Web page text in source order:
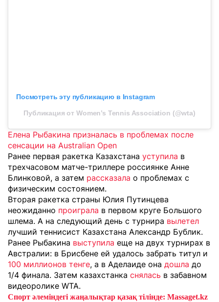
Посмотреть эту публикацию в Instagram
Публикация от Women’s Tennis Association (@wta)
Елена Рыбакина призналась в проблемах после
сенсации на Australian Open
Ранее первая ракетка Казахстана уступила в
трехчасовом матче-триллере россиянке Анне
Блинковой, а затем рассказала о проблемах с
физическим состоянием.
Вторая ракетка страны Юлия Путинцева
неожиданно проиграла в первом круге Большого
шлема. А на следующий день с турнира вылетел
лучший теннисист Казахстана Александр Бублик.
Ранее Рыбакина выступила еще на двух турнирах в
Австралии: в Брисбене ей удалось забрать титул и
100 миллионов тенге, а в Аделаиде она дошла до
1/4 финала. Затем казахстанка снялась в забавном
видеоролике WTA.
Спорт әлеміндегі жаңалықтар қазақ тілінде: Massaget.kz